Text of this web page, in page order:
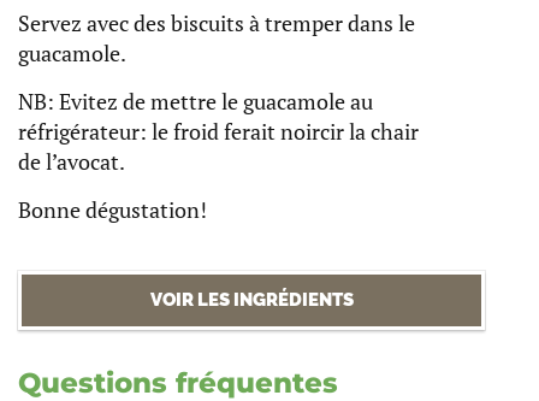
Servez avec des biscuits à tremper dans le
guacamole.
NB: Evitez de mettre le guacamole au
réfrigérateur: le froid ferait noircir la chair
de l’avocat.
Bonne dégustation!
VOIR LES INGRÉDIENTS
Questions fréquentes